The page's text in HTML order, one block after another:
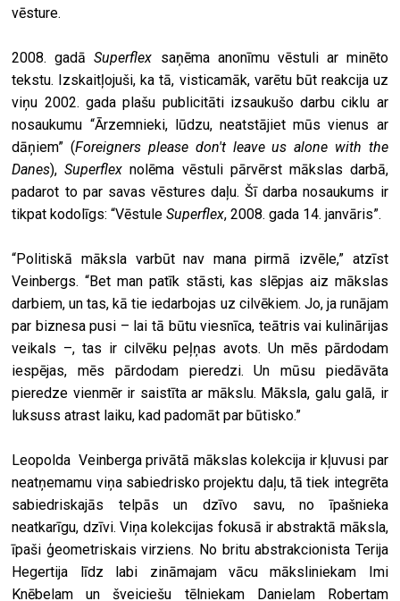
vēsture.
2008. gadāSuperflex saņēma anonīmu vēstuli ar minēto
tekstu. Izskaitļojuši, ka tā, visticamāk, varētu būt reakcija uz
viņu 2002. gada plašu publicitāti izsaukušo darbu ciklu ar
nosaukumu “Ārzemnieki, lūdzu, neatstājiet mūs vienus ar
dāņiem” (Foreigners please don't leave us alone with the
Danes),Superflex nolēma vēstuli pārvērst mākslas darbā,
padarot to par savas vēstures daļu. Šī darba nosaukums ir
tikpat kodolīgs: “VēstuleSuperflex, 2008. gada 14. janvāris”.
“Politiskā māksla varbūt nav mana pirmā izvēle,” atzīst
Veinbergs. “Bet man patīk stāsti, kas slēpjas aiz mākslas
darbiem, un tas, kā tie iedarbojas uz cilvēkiem. Jo, ja runājam
par biznesa pusi – lai tā būtu viesnīca, teātris vai kulinārijas
veikals –, tas ir cilvēku peļņas avots. Un mēs pārdodam
iespējas, mēs pārdodam pieredzi. Un mūsu piedāvāta
pieredze vienmēr ir saistīta ar mākslu. Māksla, galu galā, ir
luksuss atrast laiku, kad padomāt par būtisko.”
Leopolda Veinberga privātā mākslas kolekcija ir kļuvusi par
neatņemamu viņa sabiedrisko projektu daļu, tā tiek integrēta
sabiedriskajās telpās un dzīvo savu, no īpašnieka
neatkarīgu, dzīvi. Viņa kolekcijas fokusā ir abstraktā māksla,
īpaši ģeometriskais virziens. No britu abstrakcionista Terija
Hegertija līdz labi zināmajam vācu māksliniekam Imi
Knēbelam un šveiciešu tēlniekam Danielam Robertam